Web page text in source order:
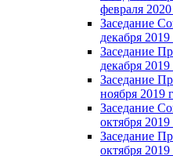
февраля 2020
Заседание
декабря 2019
Заседание
декабря 2019
Заседание
ноября 2019
Заседание
октября 2019
Заседание
октября 2019